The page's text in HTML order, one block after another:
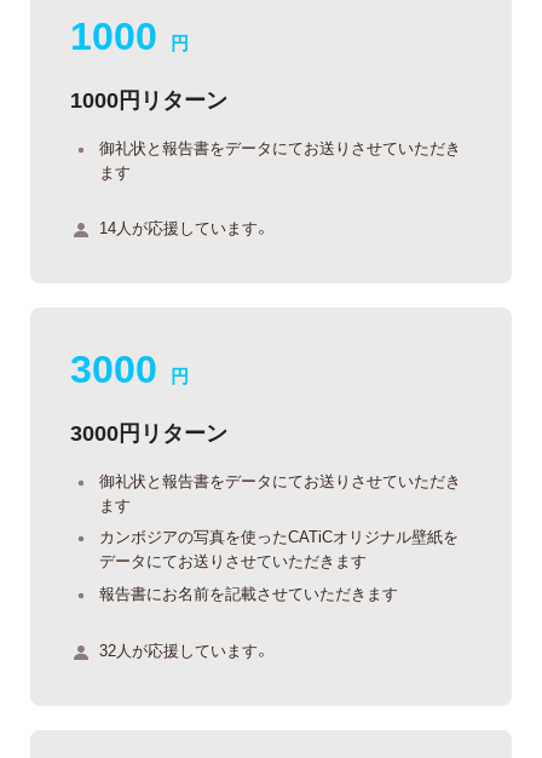
1000 円
1000円リターン
御礼状と報告書をデータにてお送りさせていただき
ます
14人が応援しています。
3000 円
3000円リターン
御礼状と報告書をデータにてお送りさせていただき
ます
カンボジアの写真を使ったCATiCオリジナル壁紙を
データにてお送りさせていただきます
報告書にお名前を記載させていただきます
32人が応援しています。